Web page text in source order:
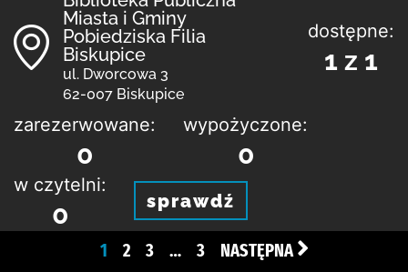
Miasta i Gminy
Pobiedziska Filia
Biskupice
ul. Dworcowa 3
62-007 Biskupice
dostępne:
1 z 1
zarezerwowane:
0
wypożyczone:
0
w czytelni:
0 sprawdź
1 2 3 … 3 NASTĘPNA